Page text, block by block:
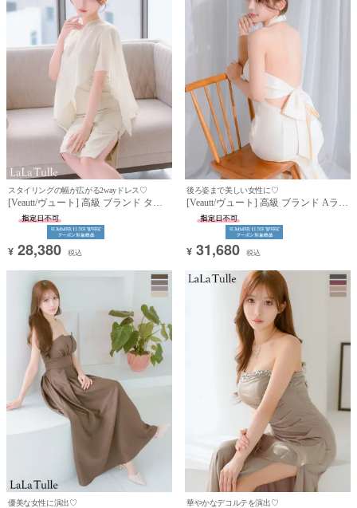
スタイリングの幅が広がる2wayドレス♡
[Veautt/ヴュート] 高級 ブランド タイ
ト膝丈ドレス キャミソール スリット
胸元カバー 2way ケープ風 シフォント
ップス (らむ着用)
¥ 28,380 税込
後ろ姿まで美しい女性に♡
[Veautt/ヴュート] 高級 ブランド Aライ
ン マーメイド 膝丈ドレス クロスホル
ターネック 背中魅せ 胸元カバー バッ
クリボン (らむ着用)
¥ 31,680 税込
優美な女性に演出♡ 華やかなデコルテを演出♡